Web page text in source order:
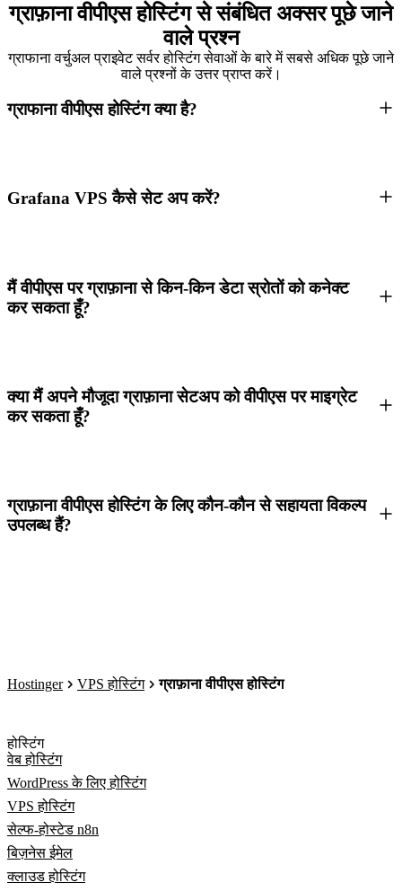
ग्राफ़ाना वीपीएस होस्टिंग से संबंधित अक्सर पूछे जाने
वाले प्रश्न
ग्राफाना वर्चुअल प्राइवेट सर्वर होस्टिंग सेवाओं के बारे में सबसे अधिक पूछे जाने
वाले प्रश्नों के उत्तर प्राप्त करें।
ग्राफाना वीपीएस होस्टिंग क्या है?
Grafana VPS कैसे सेट अप करें?
मैं वीपीएस पर ग्राफ़ाना से किन-किन डेटा स्रोतों को कनेक्ट
कर सकता हूँ?
क्या मैं अपने मौजूदा ग्राफ़ाना सेटअप को वीपीएस पर माइग्रेट
कर सकता हूँ?
ग्राफ़ाना वीपीएस होस्टिंग के लिए कौन-कौन से सहायता विकल्प
उपलब्ध हैं?
Hostinger VPS होस्टिंग ग्राफ़ाना वीपीएस होस्टिंग
होस्टिंग
वेब होस्टिंग
WordPress के लिए होस्टिंग
VPS होस्टिंग
सेल्फ-होस्टेड n8n
बिज़नेस ईमेल
क्लाउड होस्टिंग